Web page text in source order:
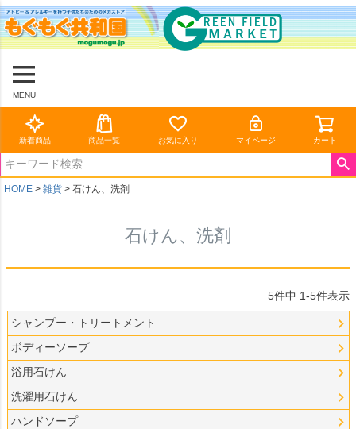
MENU
新着商品 商品一覧 お気に入り マイページ カート
HOME 雑貨 石けん、洗剤
石けん、洗剤
5件中 1-5件表示
シャンプー・トリートメント
ボディーソープ
浴用石けん
洗濯用石けん
ハンドソープ